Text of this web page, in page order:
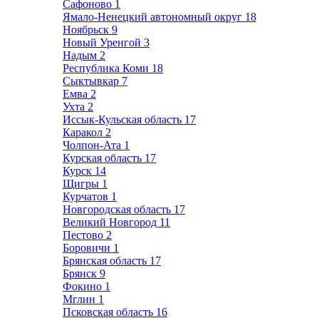
Сафоново 1
Ямало-Ненецкий автономный округ 18
Ноябрьск 9
Новый Уренгой 3
Надым 2
Республика Коми 18
Сыктывкар 7
Емва 2
Ухта 2
Иссык-Кульская область 17
Каракол 2
Чолпон-Ата 1
Курская область 17
Курск 14
Щигры 1
Курчатов 1
Новгородская область 17
Великий Новгород 11
Пестово 2
Боровичи 1
Брянская область 17
Брянск 9
Фокино 1
Мглин 1
Псковская область 16